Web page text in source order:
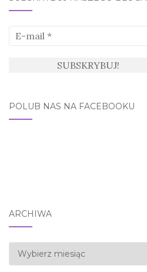
POLUB NAS NA FACEBOOKU
ARCHIWA
Archiwa